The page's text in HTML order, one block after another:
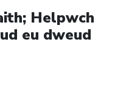
Helpwch
eu dweud